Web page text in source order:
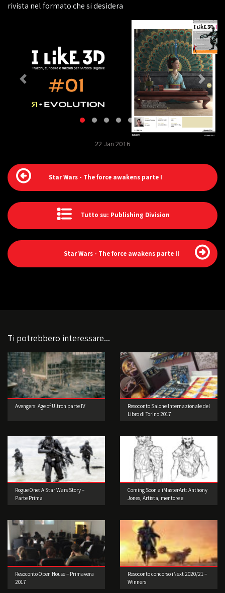
rivista nel formato che si desidera
22 Jan 2016
Star Wars - The force awakens parte I
Tutto su: Publishing Division
Star Wars - The force awakens parte II
Ti potrebbero interessare...
Avengers: Age of Ultron parte IV
Resoconto Salone Internazionale del
Libro di Torino 2017
Rogue One: A Star Wars Story –
Parte Prima
Coming Soon a iMasterArt: Anthony
Jones, Artista, mentore e
Resoconto Open House – Primavera
2017
Resoconto concorso iNext 2020/21 –
Winners